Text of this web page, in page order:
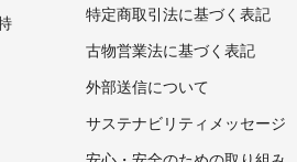
特定商取引法に基づく表記
古物営業法に基づく表記
外部送信について
サステナビリティメッセージ